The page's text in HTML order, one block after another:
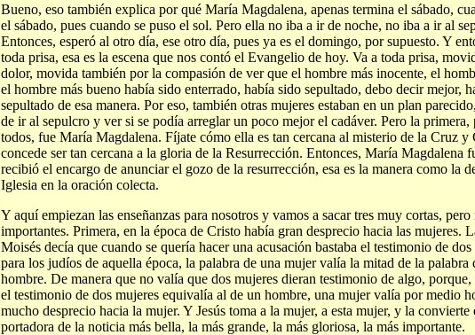
Bueno, eso también explica por qué María Magdalena, apenas termina el sábado,
el sábado, pues cuando se puso el sol. Pero ella no iba a ir de noche, no iba a ir al
Entonces, esperó al otro día, ese otro día, pues ya es el domingo, por supuesto. Y
toda prisa, esa es la escena que nos contó el Evangelio de hoy. Va a toda prisa,
dolor, movida también por la compasión de ver que el hombre más inocente, el
el hombre más bueno había sido enterrado, había sido sepultado, debo decir mejor,
sepultado de esa manera. Por eso, también otras mujeres estaban en un plan
de ir al sepulcro y ver si se podía arreglar un poco mejor el cadáver. Pero la primera,
todos, fue María Magdalena. Fíjate cómo ella es tan cercana al misterio de la Cruz y
concede ser tan cercana a la gloria de la Resurrección. Entonces, María Magdalena
recibió el encargo de anunciar el gozo de la resurrección, esa es la manera como la
Iglesia en la oración colecta.
Y aquí empiezan las enseñanzas para nosotros y vamos a sacar tres muy cortas,
importantes. Primera, en la época de Cristo había gran desprecio hacia las mujeres.
Moisés decía que cuando se quería hacer una acusación bastaba el testimonio de
para los judíos de aquella época, la palabra de una mujer valía la mitad de la palabra
hombre. De manera que no valía que dos mujeres dieran testimonio de algo, porque,
el testimonio de dos mujeres equivalía al de un hombre, una mujer valía por medio
mucho desprecio hacia la mujer. Y Jesús toma a la mujer, a esta mujer, y la convierte
portadora de la noticia más bella, la más grande, la más gloriosa, la más importante.